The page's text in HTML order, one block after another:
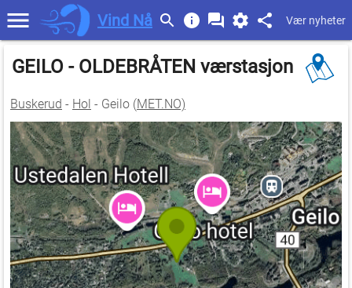
Vind Nå Vær nyheter
GEILO - OLDEBRÅTEN værstasjon
Buskerud - Hol - Geilo (MET.NO)